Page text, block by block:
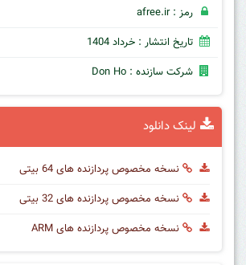
رمز : afree.ir
تاریخ انتشار : خرداد 1404
شرکت سازنده : Don Ho
لینک دانلود
نسخه مخصوص پردازنده های 64 بیتی
نسخه مخصوص پردازنده های 32 بیتی
نسخه مخصوص پردازنده های ARM